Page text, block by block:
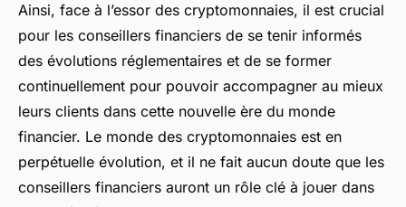
Ainsi, face à l’essor des cryptomonnaies, il est crucial
pour les conseillers financiers de se tenir informés
des évolutions réglementaires et de se former
continuellement pour pouvoir accompagner au mieux
leurs clients dans cette nouvelle ère du monde
financier. Le monde des cryptomonnaies est en
perpétuelle évolution, et il ne fait aucun doute que les
conseillers financiers auront un rôle clé à jouer dans